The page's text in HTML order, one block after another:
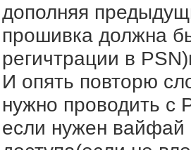
дополняя
прошивка должна
регичтрации в
И опять повторю
нужно проводить с
если нужен вайфай